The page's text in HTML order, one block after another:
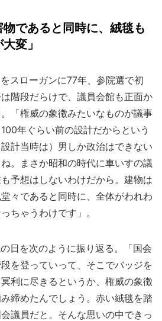
物であると同時に、絨毯も
変」
スローガンに77年、参院選で初
階段だらけで、議員会館も正面か
「権威の象徴みたいなものが議事
年ぐらい前の設計だからという
計当時は）男しか政治はできない
。まさか昭和の時代に車いすの議
予想はしないわけだから。建物は
々であると同時に、全体がわれわ
ちゃうわけです」。
日を次のように振り返る。「国会
を登っていって、そこでバッジを
利に尽きるというか、権威の象徴
締めたんでしょう。赤い絨毯を踏
議員だと。そんな思いの中できっ